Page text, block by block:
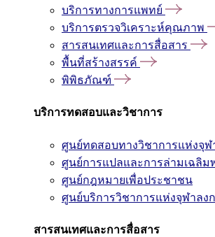
บริการทางการแพทย์
บริการตรวจวิเคราะห์คุณภาพ
สารสนเทศและการสื่อสาร
พื้นที่สร้างสรรค์
พิพิธภัณฑ์
บริการทดสอบและวิชาการ
ศูนย์ทดสอบทางวิชาการแห่งจุฬ
ศูนย์การแปลและการล่ามเฉลิม
ศูนย์กฎหมายเพื่อประชาชน
ศูนย์บริการวิชาการแห่งจุฬาล
สารสนเทศและการสื่อสาร